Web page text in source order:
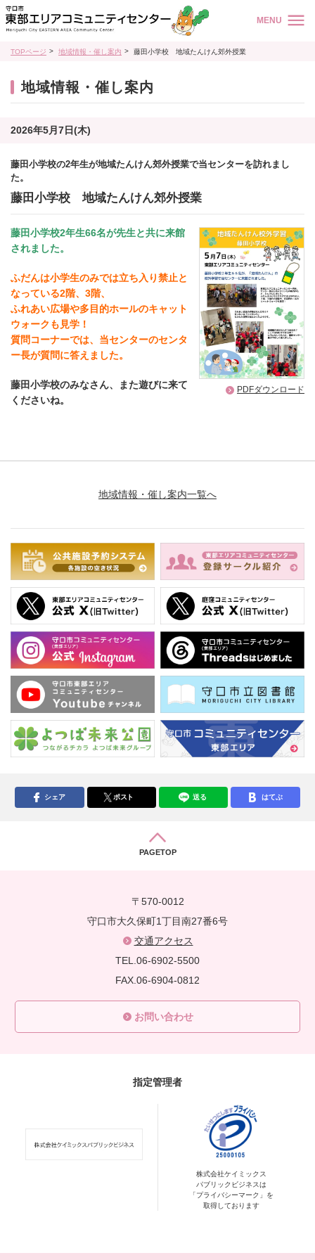
MENU
TOPページ 地域情報・催し案内 藤田小学校 地域たんけん郊外授業
地域情報・催し案内
2026年5月7日(木)
藤田小学校の2年生が地域たんけん郊外授業で当センターを訪れまし
た。
藤田小学校 地域たんけん郊外授業
藤田小学校2年生66名が先生と共に来館
されました。
ふだんは小学生のみでは立ち入り禁止と
なっている2階、3階、
ふれあい広場や多目的ホールのキャット
ウォークも見学！
質問コーナーでは、当センターのセンタ
ー長が質問に答えました。
藤田小学校のみなさん、また遊びに来て
くださいね。
PDFダウンロード
地域情報・催し案内一覧へ
シェア ポスト 送る はてぶ
PAGETOP
〒570-0012
守口市大久保町1丁目南27番6号
交通アクセス
TEL.06-6902-5500
FAX.06-6904-0812
お問い合わせ
指定管理者
株式会社ケイミックス
パブリックビジネスは
「プライバシーマーク」を
取得しております